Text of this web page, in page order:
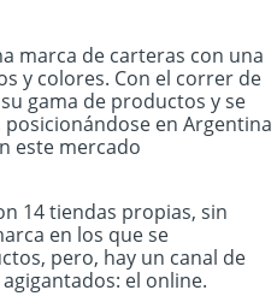
marca de carteras con una
y colores. Con el correr de
gama de productos y se
en Argentina
este mercado
14 tiendas propias, sin
en los que se
pero, hay un canal de
el online.